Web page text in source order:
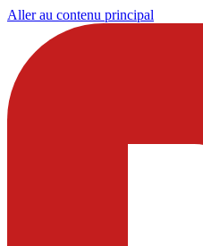
Aller au contenu principal